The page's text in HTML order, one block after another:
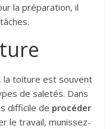
la préparation, il
la toiture est souvent
de saletés. Dans
difficile de procéder
le travail, munissez-